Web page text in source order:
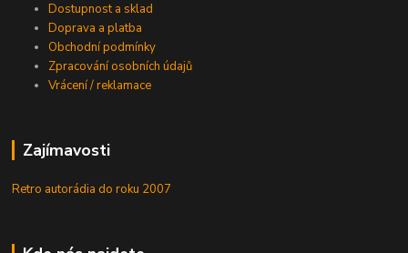
Dostupnost a sklad
Doprava a platba
Obchodní podmínky
Zpracování osobních údajů
Vrácení / reklamace
Zajímavosti
Retro autorádia do roku 2007